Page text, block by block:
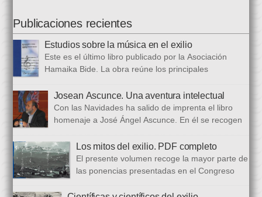
desde sus mismos inicios. Entre nosotros dejó el recuerdo de
una persona trabajadora y comprometida, que huía de
protagonismos y cargos oficiales. Sus aficiones […]
Publicaciones recientes
Estudios sobre la música en el exilio
Este es el último libro publicado por la Asociación
Hamaika Bide. La obra reúne los principales
celebrado en 2023. Bajo ese epígrafe se han recogido un total
de dieciséis ponencias. El libro se ha estructurado en tres
bloques. En el primero se analizan aspectos generales del arte
popular […]
Josean Ascunce. Una aventura intelectual
Con las Navidades ha salido de imprenta el libro
homenaje a José Ángel Ascunce. En él se recogen
desde diferentes perspectivas, incluyendo una detallada
biografía, bibliografía y una recopilación fotográfica. Los
coordinadores han sido Carmen Gil Fombellida y José Ramón
Zabala. Con ellos han particidado once escritores: […]
Los mitos del exilio. PDF completo
El presente volumen recoge la mayor parte de
las ponencias presentadas en el Congreso
primera vez, hemos acordado difundirlo, además de en